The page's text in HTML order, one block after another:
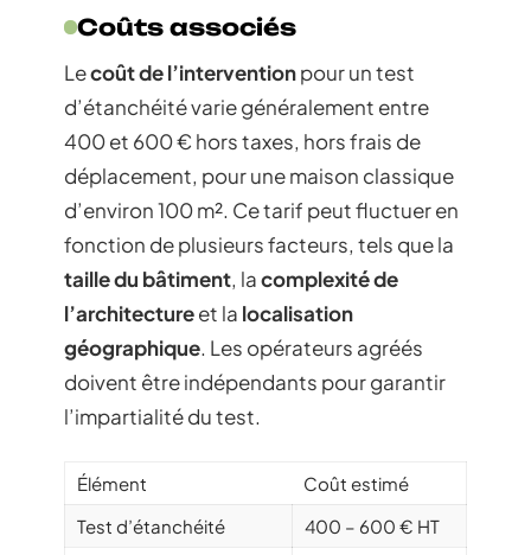
Coûts associés
Lecoût de l’interventionpour un test
d’étanchéité varie généralement entre
400 et 600 € hors taxes, hors frais de
déplacement, pour une maison classique
d’environ 100 m². Ce tarif peut fluctuer en
fonction de plusieurs facteurs, tels que la
taille du bâtiment, lacomplexité de
l’architectureet la localisation
géographique. Les opérateurs agréés
doivent être indépendants pour garantir
l’impartialité du test.
Élément
Coût estimé
Test d’étanchéité
400 – 600 € HT